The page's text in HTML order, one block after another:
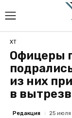
ХТ
Офицеры
из них
в
Редакция 25